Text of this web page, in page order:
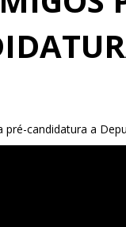
candidatura a